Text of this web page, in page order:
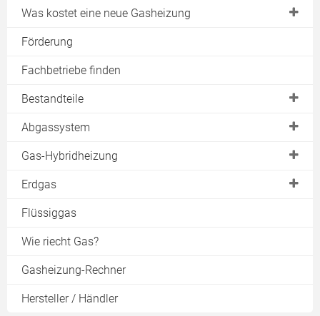
Was kostet eine neue Gasheizung
Gastherme
Brennwerttherme
Gaspreise
Verbrauch
Spar-Tipps
Förderung
Fachbetriebe finden
Bestandteile
Heizkessel
Brenner
Warmwasserspeicher
Pufferspeicher
Abgassystem
Kondensatablauf
Abgasleitung
Schornsteinsanierung
Raumluftunabhängig
Sanierungskosten
Schornsteinfeger
Gas-Hybridheizung
Gas mit Solarthermie
Hybrid-Wärmepumpe
Erdgas
Bioerdgas
Heizen mit Gas
Flüssiggas
Wie riecht Gas?
Gasheizung-Rechner
Hersteller / Händler